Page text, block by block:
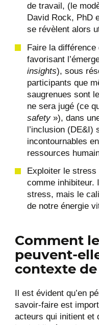
de travail, (le
David Rock, PhD
se révèlent alors
Faire la différence
favorisant
insights), sous
participants que
saugrenues sont
ne sera jugé (ce
safety»), dans
l’inclusion (DE&I)
incontournables
ressources
Exploiter le stress
comme inhibiteur.
stress, mais le
de notre énergie
Comment
peuvent-
contexte
Il est évident qu’en
savoir-faire est
acteurs qui initient et